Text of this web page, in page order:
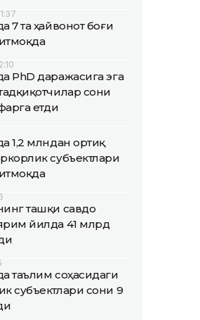
7 та ҳайвонот боғи
PhD даражасига эга
сони
етди
1,2 млндан ортиқ
субъектлари
ташқи савдо
йилда 41 млрд
таълим соҳасидаги
субъектлари сони 9